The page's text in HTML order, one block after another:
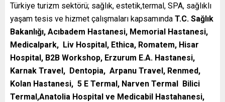
Türkiye turizm sektörü; sağlık, estetik,termal, SPA, sağlıklı
yaşam tesis ve hizmet çalışmaları kapsamında T.C. Sağlık
Bakanlığı, Acıbadem Hastanesi, Memorial Hastanesi,
Medicalpark, Liv Hospital, Ethica, Romatem, Hisar
Hospital, B2B Workshop, Erzurum E.A. Hastanesi,
Karnak Travel, Dentopia, Arpanu Travel, Renmed,
Kolan Hastanesi, 5 E Termal, Narven Termal Bilici
Termal,Anatolia Hospital ve Medicabil Hastahanesi,